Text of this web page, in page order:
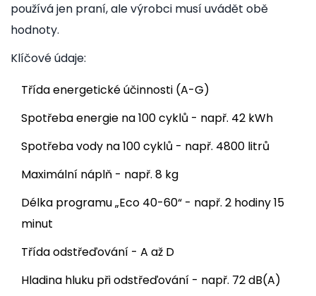
používá jen praní, ale výrobci musí uvádět obě
hodnoty.
Klíčové údaje:
Třída energetické účinnosti (A-G)
Spotřeba energie na 100 cyklů - např. 42 kWh
Spotřeba vody na 100 cyklů - např. 4800 litrů
Maximální náplň - např. 8 kg
Délka programu „Eco 40-60“ - např. 2 hodiny 15
minut
Třída odstřeďování - A až D
Hladina hluku při odstřeďování - např. 72 dB(A)